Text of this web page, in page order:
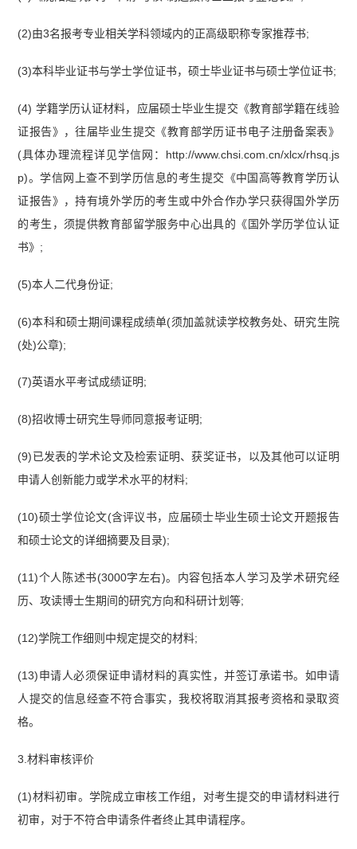
(2)由3名报考专业相关学科领域内的正高级职称专家推荐书;
(3)本科毕业证书与学士学位证书，硕士毕业证书与硕士学位证书;
(4) 学籍学历认证材料，应届硕士毕业生提交《教育部学籍在线验
证报告》，往届毕业生提交《教育部学历证书电子注册备案表》
(具体办理流程详见学信网：http://www.chsi.com.cn/xlcx/rhsq.js
p)。学信网上查不到学历信息的考生提交《中国高等教育学历认
证报告》，持有境外学历的考生或中外合作办学只获得国外学历
的考生，须提供教育部留学服务中心出具的《国外学历学位认证
书》;
(5)本人二代身份证;
(6)本科和硕士期间课程成绩单(须加盖就读学校教务处、研究生院
(处)公章);
(7)英语水平考试成绩证明;
(8)招收博士研究生导师同意报考证明;
(9)已发表的学术论文及检索证明、获奖证书，以及其他可以证明
申请人创新能力或学术水平的材料;
(10)硕士学位论文(含评议书，应届硕士毕业生硕士论文开题报告
和硕士论文的详细摘要及目录);
(11)个人陈述书(3000字左右)。内容包括本人学习及学术研究经
历、攻读博士生期间的研究方向和科研计划等;
(12)学院工作细则中规定提交的材料;
(13)申请人必须保证申请材料的真实性，并签订承诺书。如申请
人提交的信息经查不符合事实，我校将取消其报考资格和录取资
格。
3.材料审核评价
(1)材料初审。学院成立审核工作组，对考生提交的申请材料进行
初审，对于不符合申请条件者终止其申请程序。